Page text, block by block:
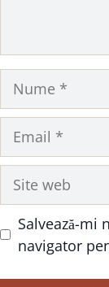
Site
web
Salvează-mi
navigator